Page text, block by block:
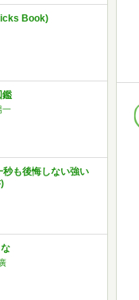
Book)
鑑
一
秒も後悔しない強い